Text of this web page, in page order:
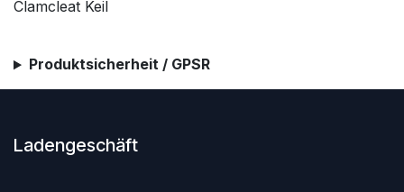
Clamcleat Keil
Produktsicherheit / GPSR
Ladengeschäft